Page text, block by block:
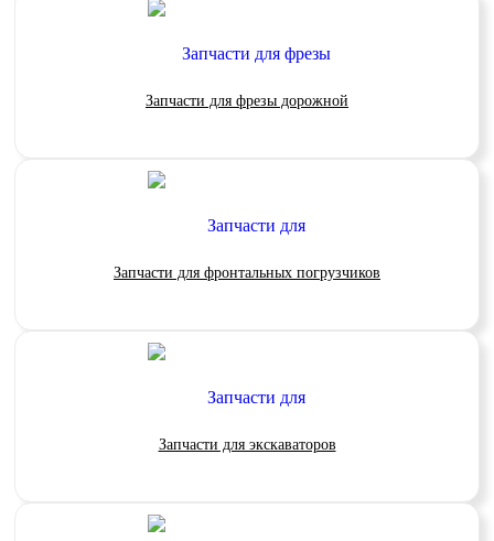
Запчасти для фрезы дорожной
Запчасти для фронтальных погрузчиков
Запчасти для экскаваторов